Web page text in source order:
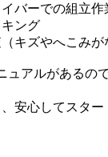
バーでの組立作
キング
キズやへこみが
ュアルがあるの
安心してスタ